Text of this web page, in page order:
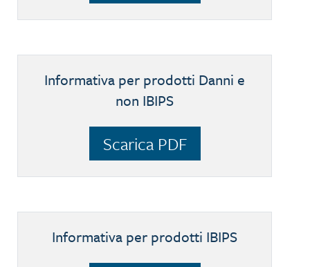
Informativa per prodotti Danni e
non IBIPS
Scarica PDF
Informativa per prodotti IBIPS